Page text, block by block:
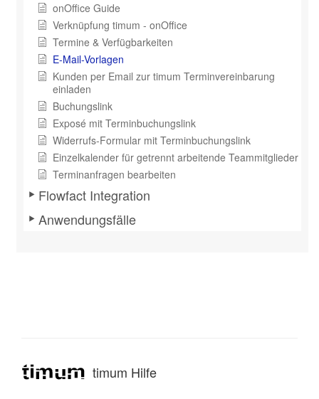
onOffice Guide
Verknüpfung timum - onOffice
Termine & Verfügbarkeiten
E-Mail-Vorlagen
Kunden per Email zur timum Terminvereinbarung
einladen
Buchungslink
Exposé mit Terminbuchungslink
Widerrufs-Formular mit Terminbuchungslink
Einzelkalender für getrennt arbeitende Teammitglieder
Terminanfragen bearbeiten
Flowfact Integration
Anwendungsfälle
timum Hilfe